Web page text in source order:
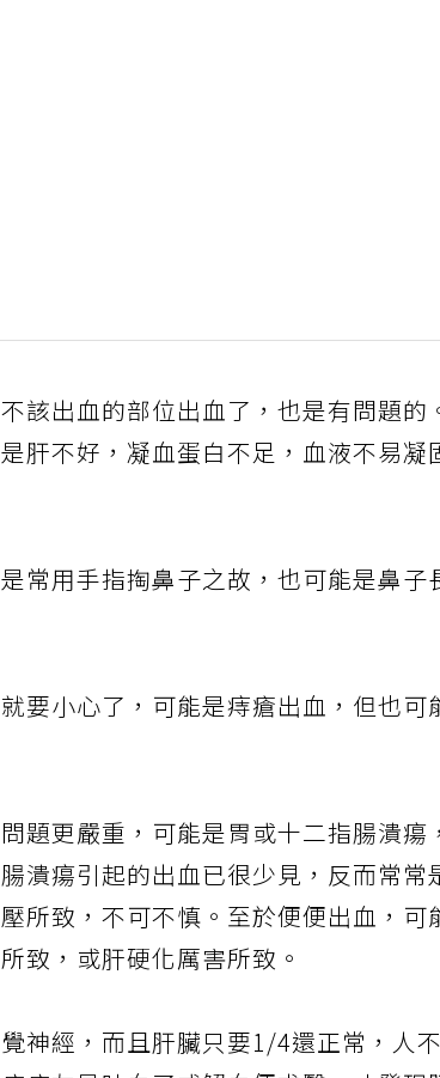
該出血的部位出血了，也是有問題的
肝不好，凝血蛋白不足，血液不易凝
常用手指掏鼻子之故，也可能是鼻子
要小心了，可能是痔瘡出血，但也可
題更嚴重，可能是胃或十二指腸潰瘍
潰瘍引起的出血已很少見，反而常常
所致，不可不慎。至於便便出血，可
致，或肝硬化厲害所致。
神經，而且肝臟只要1/4還正常，人